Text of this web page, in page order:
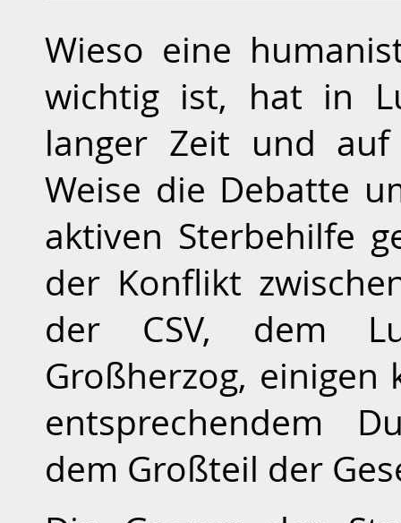
Wieso eine
wichtig ist, hat in
langer Zeit und
Weise die Debatte
aktiven Sterbehilfe
der Konflikt
der CSV, dem
Großherzog, einigen
entsprechendem
dem Großteil der